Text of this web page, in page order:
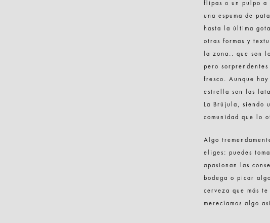
flipas o un pulpo a
una espuma de
hasta la última
otras formas y
la zona.. que son
pero
fresco. Aunque
estrella son las
La Brújula, siendo
comunidad que lo
Algo
eliges: puedes
apasionan las
bodega o picar
cerveza que más
merecíamos algo